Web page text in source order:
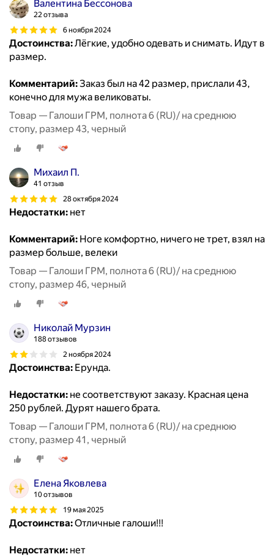
Валентина Бессонова
22 отзыва
6 ноября 2024
Достоинства:Лёгкие, удобно одевать и снимать. Идут в
размер.
Комментарий:Заказ был на 42 размер, прислали 43,
конечно для мужа великоваты.
Товар — Галоши ГРМ, полнота 6 (RU)/ на среднюю
стопу, размер 43, черный
Михаил П.
41 отзыв
28 октября 2024
Недостатки: нет
Комментарий: Ноге комфортно, ничего не трет, взял на
размер больше, велеки
Товар — Галоши ГРМ, полнота 6 (RU)/ на среднюю
стопу, размер 46, черный
Николай Мурзин
188 отзывов
2 ноября 2024
Достоинства: Ерунда.
Недостатки: не соответствуют заказу. Красная цена
250 рублей. Дурят нашего брата.
Товар — Галоши ГРМ, полнота 6 (RU)/ на среднюю
стопу, размер 41, черный
Елена Яковлева
10 отзывов
19 мая 2025
Достоинства:Отличные галоши!!!
Недостатки: нет